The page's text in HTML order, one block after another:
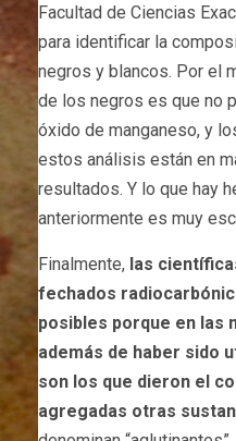
Facultad de Ciencias
para identificar la
negros y blancos. Por el
de los negros es que no
óxido de manganeso, y
estos análisis están en
resultados. Y lo que hay
anteriormente es muy
Finalmente, las
fechados
posibles porque en las
además de haber sido
son los que dieron el
agregadas otras